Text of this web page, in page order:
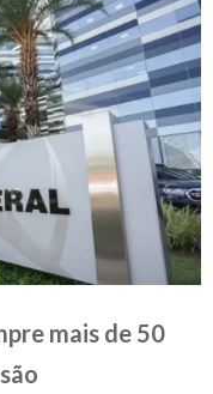
mais de 50